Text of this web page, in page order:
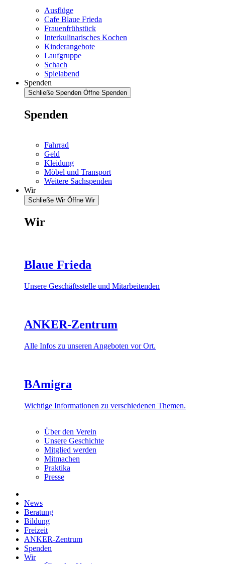
Ausflüge
Cafe Blaue Frieda
Frauenfrühstück
Interkulinarisches Kochen
Kinderangebote
Laufgruppe
Schach
Spielabend
Spenden
Schließe Spenden Öffne Spenden
Spenden
Fahrrad
Geld
Kleidung
Möbel und Transport
Weitere Sachspenden
Wir
Schließe Wir Öffne Wir
Wir
Blaue Frieda
Unsere Geschäftsstelle und Mitarbeitenden
ANKER-Zentrum
Alle Infos zu unseren Angeboten vor Ort.
BAmigra
Wichtige Informationen zu verschiedenen Themen.
Über den Verein
Unsere Geschichte
Mitglied werden
Mitmachen
Praktika
Presse
News
Beratung
Bildung
Freizeit
ANKER-Zentrum
Spenden
Wir